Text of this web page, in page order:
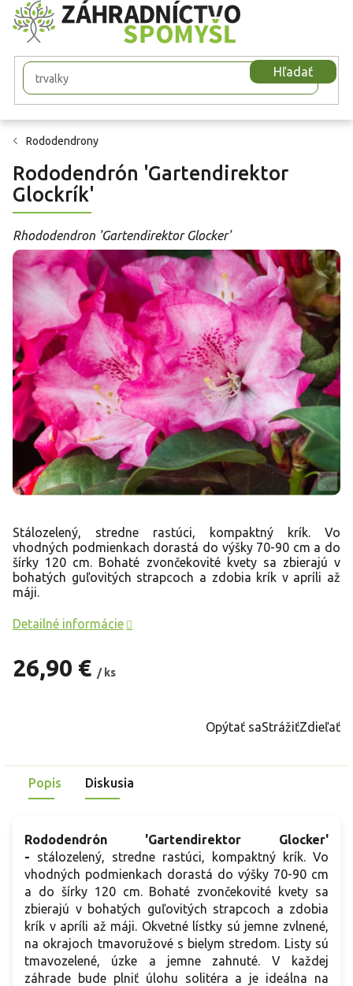
Prejsť
na
obsah
Hľadať
Rododendrony
Rododendrón 'Gartendirektor
Glockrík'
Rhododendron 'Gartendirektor Glocker'
26,90 € / ks
Stálozelený, stredne rastúci, kompaktný krík. Vo
vhodných podmienkach dorastá do výšky 70-90 cm a do
šírky 120 cm. Bohaté zvončekovité kvety sa zbierajú v
bohatých guľovitých strapcoch a zdobia krík v apríli až
máji.
Detailné informácie
Opýtať saStrážiťZdieľať
Popis Diskusia
Rododendrón 'Gartendirektor Glocker'
- stálozelený, stredne rastúci, kompaktný krík. Vo
vhodných podmienkach dorastá do výšky 70-90 cm
a do šírky 120 cm. Bohaté zvončekovité kvety sa
zbierajú v bohatých guľovitých strapcoch a zdobia
krík v apríli až máji. Okvetné lístky sú jemne zvlnené,
na okrajoch tmavoružové s bielym stredom. Listy sú
tmavozelené, úzke a jemne zahnuté. V každej
záhrade bude plniť úlohu solitéra a je ideálna na